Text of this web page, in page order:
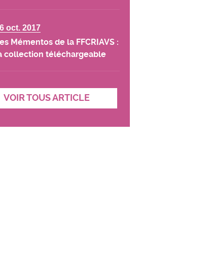
oct. 2017
Mémentos de la FFCRIAVS :
collection téléchargeable
VOIR TOUS ARTICLE